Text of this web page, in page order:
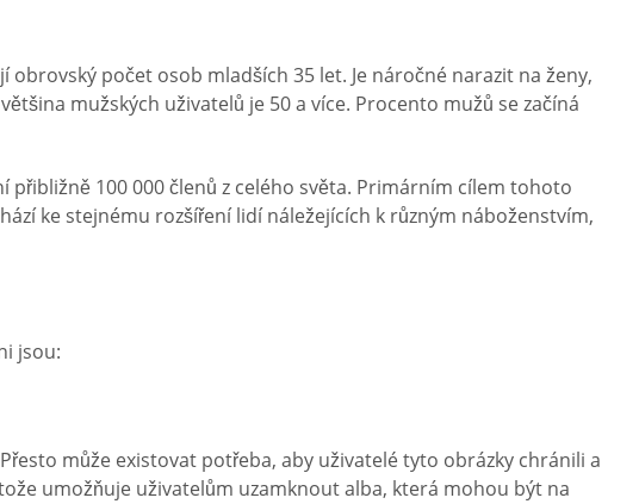
počet osob mladších 35 let. Je náročné narazit na ženy,
mužských uživatelů je 50 a více. Procento mužů se začíná
přibližně 100 000 členů z celého světa. Primárním cílem tohoto
ke stejnému rozšíření lidí náležejících k různým náboženstvím,
jsou:
může existovat potřeba, aby uživatelé tyto obrázky chránili a
umožňuje uživatelům uzamknout alba, která mohou být na